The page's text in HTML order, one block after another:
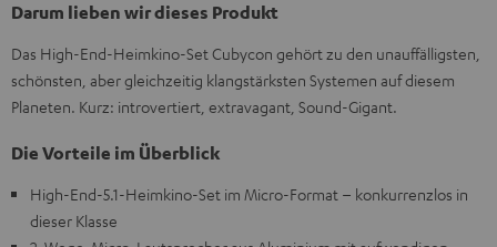
Darum lieben wir dieses Produkt
Das High-End-Heimkino-Set Cubycon gehört zu den unauffälligsten,
schönsten, aber gleichzeitig klangstärksten Systemen auf diesem
Planeten. Kurz: introvertiert, extravagant, Sound-Gigant.
Die Vorteile im Überblick
High-End-5.1-Heimkino-Set im Micro-Format – konkurrenzlos in
dieser Klasse